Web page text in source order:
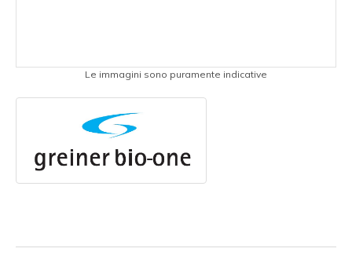
Le immagini sono puramente indicative